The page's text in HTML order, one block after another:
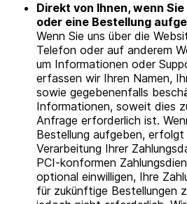
Direkt von Ihnen, wenn
oder eine Bestellung
Wenn Sie uns über die
Telefon oder auf anderem
um Informationen oder
erfassen wir Ihren Namen,
sowie gegebenenfalls
Informationen, soweit dies
Anfrage erforderlich ist.
Bestellung aufgeben, erfolgt
Verarbeitung Ihrer
PCI-konformen
optional einwilligen, Ihre
für zukünftige Bestellungen